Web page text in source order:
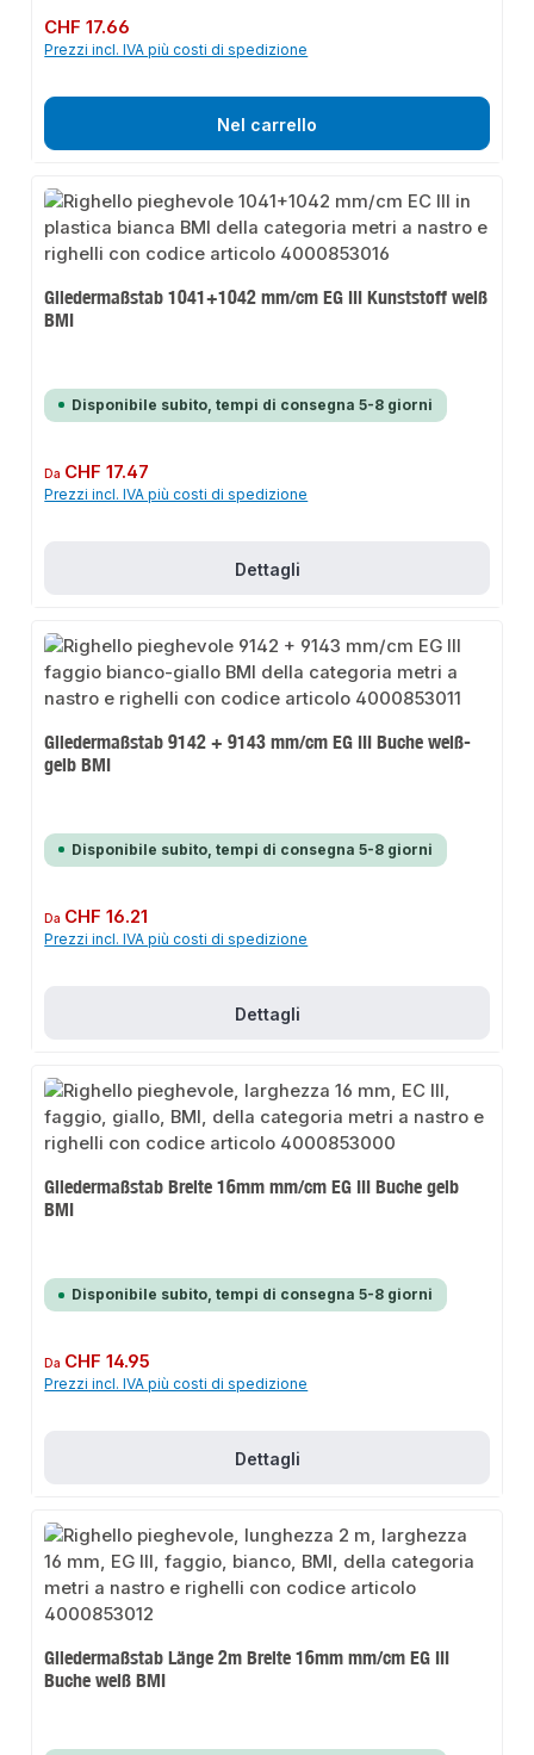
Prezzo normale:
CHF 17.66
Prezzi incl. IVA più costi di spedizione
Nel carrello
Gliedermaßstab 1041+1042 mm/cm EG III Kunststoff weiß
BMI
Disponibile subito, tempi di consegna 5-8 giorni
Prezzo normale:
Da CHF 17.47
Prezzi incl. IVA più costi di spedizione
Dettagli
Gliedermaßstab 9142 + 9143 mm/cm EG III Buche weiß-
gelb BMI
Disponibile subito, tempi di consegna 5-8 giorni
Prezzo normale:
Da CHF 16.21
Prezzi incl. IVA più costi di spedizione
Dettagli
Gliedermaßstab Breite 16mm mm/cm EG III Buche gelb
BMI
Disponibile subito, tempi di consegna 5-8 giorni
Prezzo normale:
Da CHF 14.95
Prezzi incl. IVA più costi di spedizione
Dettagli
Gliedermaßstab Länge 2m Breite 16mm mm/cm EG III
Buche weiß BMI